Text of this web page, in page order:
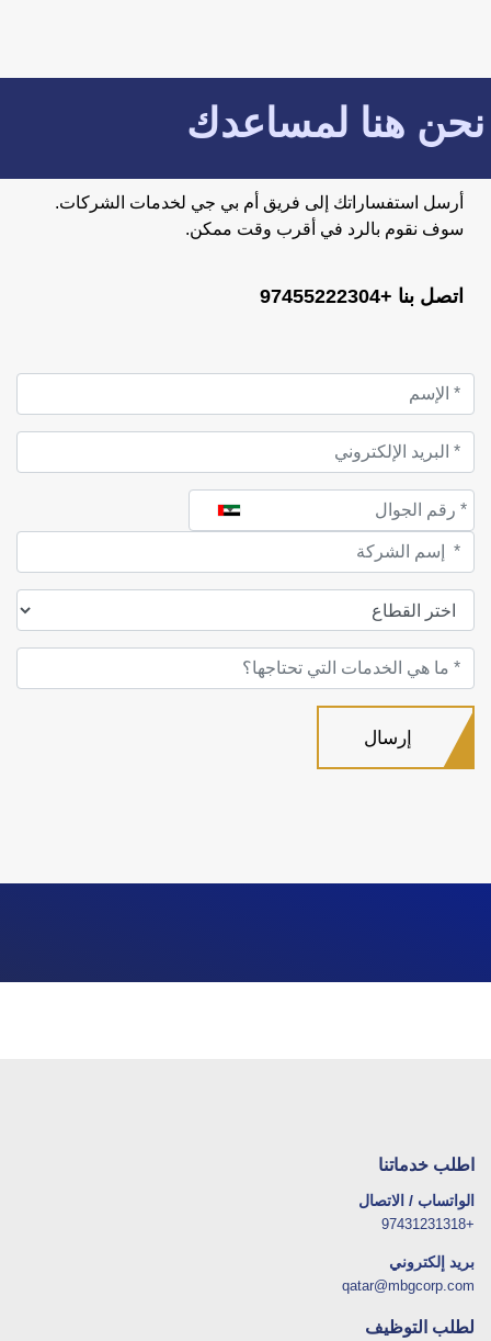
نحن هنا لمساعدك
أرسل استفساراتك إلى فريق أم بي جي لخدمات الشركات.
سوف نقوم بالرد في أقرب وقت ممكن.
اتصل بنا +97455222304
اطلب خدماتنا
الواتساب / الاتصال
+97431231318
بريد إلكتروني
qatar@mbgcorp.com
لطلب التوظيف